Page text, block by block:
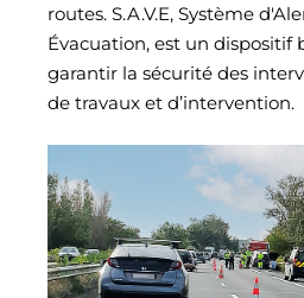
routes. S.A.V.E, Système
Évacuation, est un dispositif
garantir la sécurité des
de travaux et d’intervention.